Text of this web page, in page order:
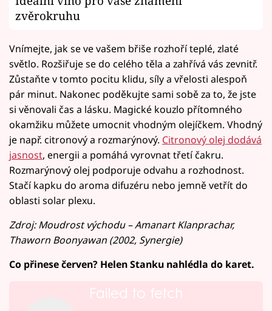
zvěrokruhu
Vnímejte, jak se ve vašem břiše rozhoří teplé, zlaté
světlo. Rozšiřuje se do celého těla a zahřívá vás zevnitř.
Zůstaňte v tomto pocitu klidu, síly a vřelosti alespoň
pár minut. Nakonec poděkujte sami sobě za to, že jste
si věnovali čas a lásku. Magické kouzlo přítomného
okamžiku můžete umocnit vhodným olejíčkem. Vhodný
je např. citronový a rozmarýnový. Citronový olej dodává
jasnost, energii a pomáhá vyrovnat třetí čakru.
Rozmarýnový olej podporuje odvahu a rozhodnost.
Stačí kapku do aroma difuzéru nebo jemně vetřít do
oblasti solar plexu.
Zdroj: Moudrost východu – Amanart Klanprachar,
Thaworn Boonyawan (2002, Synergie)
Co přinese červen? Helen Stanku nahlédla do karet.
Failed to fetch